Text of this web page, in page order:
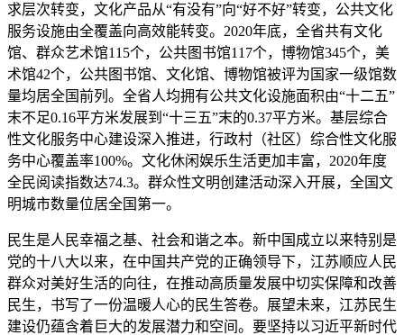
求层次转变，文化产品从“有没有”向“好不好”转变，公共文化
服务设施由全覆盖向高效能转变。2020年底，全省共有文化
馆、群众艺术馆115个，公共图书馆117个，博物馆345个，美
术馆42个，公共图书馆、文化馆、博物馆被评为国家一级馆数
量均居全国前列。全省人均拥有公共文化设施面积由“十二五”
末不足0.16平方米发展到“十三五”末的0.37平方米。基层综合
性文化服务中心建设深入推进，行政村（社区）综合性文化服
务中心覆盖率100%。文化休闲娱乐生活更加丰富，2020年度
全民阅读指数达74.3。群众性文明创建活动深入开展，全国文
明城市数量位居全国第一。
民生是人民幸福之基、社会和谐之本。新中国成立以来特别是
党的十八大以来，在中国共产党的正确领导下，江苏顺应人民
群众对美好生活的向往，在推动高质量发展中切实保障和改善
民生，书写了一份温暖人心的民生答卷。展望未来，江苏民生
建设仍蕴含着巨大的发展潜力和空间。要坚持以习近平新时代